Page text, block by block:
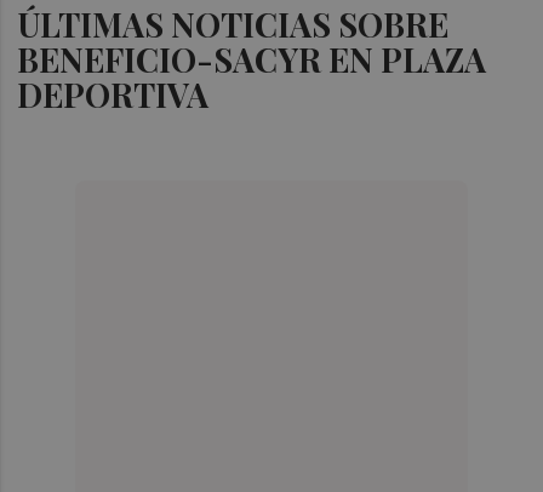
ÚLTIMAS NOTICIAS SOBRE
BENEFICIO-SACYR EN PLAZA
DEPORTIVA